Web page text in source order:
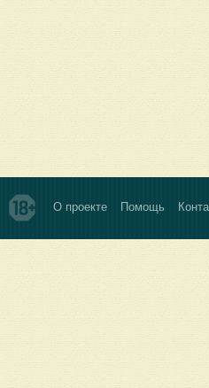
О проекте Помощь